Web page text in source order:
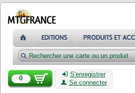
0
S'enregistrer
Se connecter